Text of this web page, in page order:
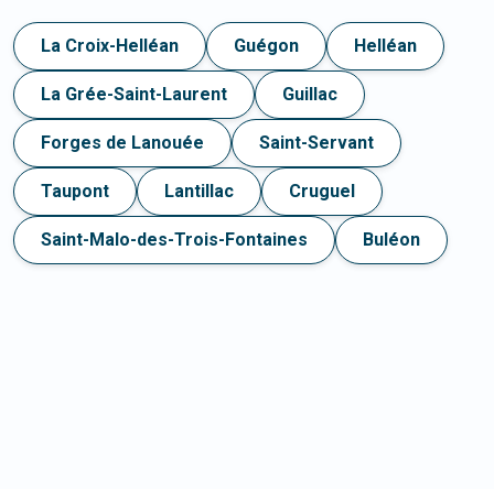
La Croix-Helléan Guégon Helléan
La Grée-Saint-Laurent Guillac
Forges de Lanouée Saint-Servant
Taupont Lantillac Cruguel
Saint-Malo-des-Trois-Fontaines Buléon